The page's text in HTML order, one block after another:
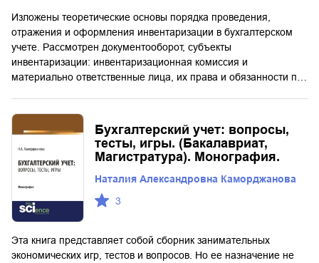
Изложены теоретические основы порядка проведения,
отражения и оформления инвентаризации в бухгалтерском
учете. Рассмотрен документооборот, субъекты
инвентаризации: инвентаризационная комиссия и
материально ответственные лица, их права и обязанности п…
Бухгалтерский учет: вопросы,
тесты, игры. (Бакалавриат,
Магистратура). Монография.
Наталия Александровна Каморджанова
3
Эта книга представляет собой сборник занимательных
экономических игр, тестов и вопросов. Но ее назначение не